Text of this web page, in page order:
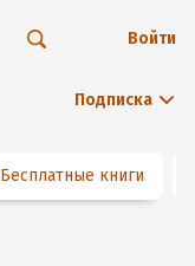
Подписка
Войти
Бесплатные книги